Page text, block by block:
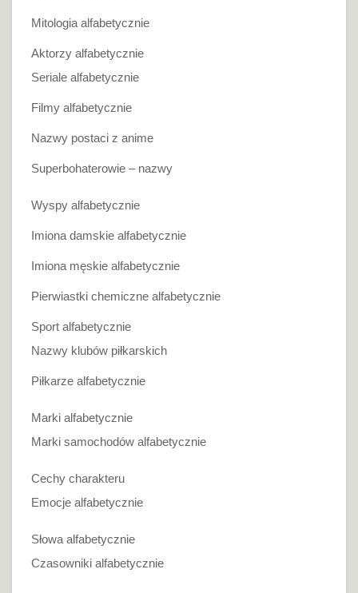
Mitologia alfabetycznie
Aktorzy alfabetycznie
Seriale alfabetycznie
Filmy alfabetycznie
Nazwy postaci z anime
Superbohaterowie – nazwy
Wyspy alfabetycznie
Imiona damskie alfabetycznie
Imiona męskie alfabetycznie
Pierwiastki chemiczne alfabetycznie
Sport alfabetycznie
Nazwy klubów piłkarskich
Piłkarze alfabetycznie
Marki alfabetycznie
Marki samochodów alfabetycznie
Cechy charakteru
Emocje alfabetycznie
Słowa alfabetycznie
Czasowniki alfabetycznie